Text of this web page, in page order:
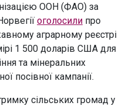
ООН (ФАО) за
оголосили про
аграрному реєстрі
1 500 доларів США для
та мінеральних
посівної кампанії.
сільських громад у